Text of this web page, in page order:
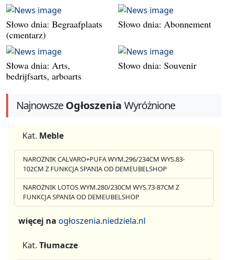
Słowo dnia: Begraafplaats
(cmentarz)
Słowo dnia: Abonnement
Słowa dnia: Arts,
bedrijfsarts, arboarts
Słowo dnia: Souvenir
NajnowszeOgłoszenia Wyróżnione
Kat. Meble
NAROŻNIK CALVARO+PUFA WYM.296/234CM WYS.83-
102CM Z FUNKCJA SPANIA OD DEMEUBELSHOP
NAROŻNIK LOTOS WYM.280/230CM WYS.73-87CM Z
FUNKCJA SPANIA OD DEMEUBELSHOP
więcej na ogłoszenia.niedziela.nl
Kat. Tłumacze